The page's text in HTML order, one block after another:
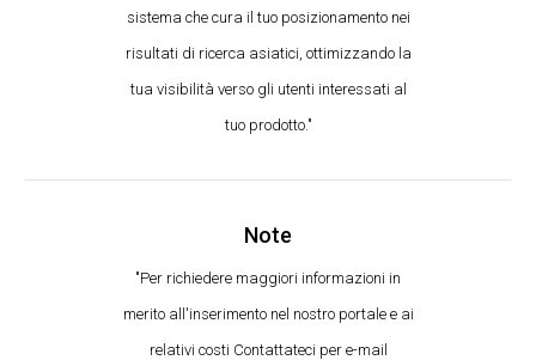
sistema che cura il tuo posizionamento nei
risultati di ricerca asiatici, ottimizzando la
tua visibilità verso gli utenti interessati al
tuo prodotto."
Note
"Per richiedere maggiori informazioni in
merito all'inserimento nel nostro portale e ai
relativi costi Contattateci per e-mail